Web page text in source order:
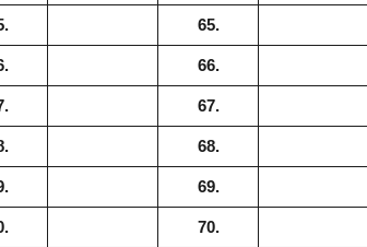
65.
66.
67.
68.
69.
70.